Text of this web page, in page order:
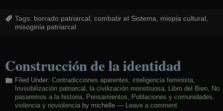
Tags: borrado patriarcal combatir el Sistema miopia cultural
misoginia patriarcal
Construcción de la identidad
Filed Under: Contradicciones aparentes inteligencia feminista
Invisibilización patriarcal
la civilización monstruosa Libro del Bien
No
pasaremos a la historia
Pensamientos Poblaciones y comunidades
violencia y noviolencia by michelle — Leave a comment